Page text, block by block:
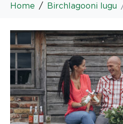
Home Birchlagooni lugu